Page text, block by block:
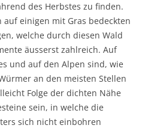
des Herbstes zu finden.
einigen mit Gras bedeckten
welche durch diesen Wald
äusserst zahlreich. Auf
und auf den Alpen sind, wie
an den meisten Stellen
Folge der dichten Nähe
sein, in welche die
sich nicht einbohren